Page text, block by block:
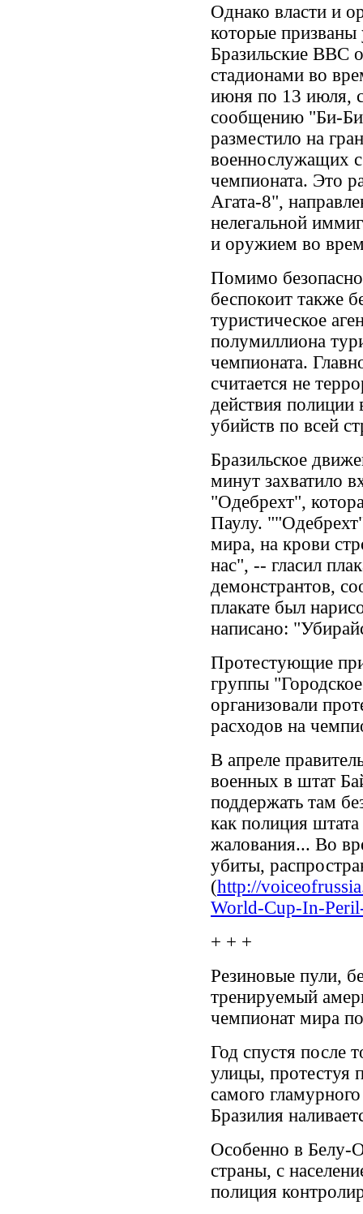
Однако власти и
которые призваны
Бразильские ВВС
стадионами во
июня по 13 июля,
сообщению "Би-
разместило на
военнослужащих с
чемпионата. Это
Агата-8",
нелегальной
и оружием во
Помимо
беспокоит также
туристическое
полумиллиона
чемпионата.
считается не
действия полиции
убийств по всей
Бразильское
минут захватило
"Одебрехт",
Паулу.
мира, на крови
нас", -- гласил
демонстрантов,
плакате был
написано:
Протестующие
группы
организовали
расходов на
В апреле
военных в штат
поддержать там
как полиция
жалования... Во
убиты,
(http://
World-Cup-In-
+ + +
Резиновые пули,
тренируемый
чемпионат мира
Год спустя после
улицы, протестуя
самого
Бразилия
Особенно в Белу-
страны, с
полиция